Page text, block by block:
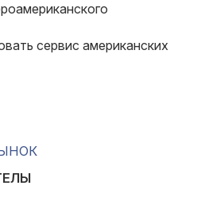
сервис американских